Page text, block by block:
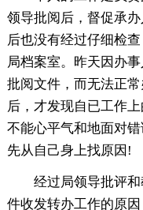
领导批阅后，督促承
后也没有经过仔细检
局档案室。昨天因办
批阅文件，而无法正
后，才发现自已工作
不能心平气和地面对
先从自己身上找原因!
经过局领导批评
件收发转办工作的原